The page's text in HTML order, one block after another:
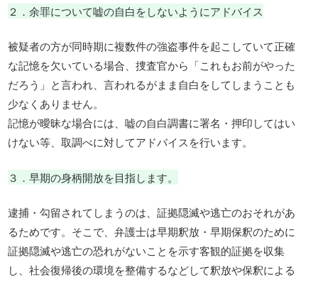
２．余罪について嘘の自白をしないようにアドバイス
被疑者の方が同時期に複数件の強盗事件を起こしていて正確
な記憶を欠いている場合、捜査官から「これもお前がやった
だろう」と言われ、言われるがまま自白をしてしまうことも
少なくありません。
記憶が曖昧な場合には、嘘の自白調書に署名・押印してはい
けない等、取調べに対してアドバイスを行います。
３．早期の身柄開放を目指します。
逮捕・勾留されてしまうのは、証拠隠滅や逃亡のおそれがあ
るためです。そこで、弁護士は早期釈放・早期保釈のために
証拠隠滅や逃亡の恐れがないことを示す客観的証拠を収集
し、社会復帰後の環境を整備するなどして釈放や保釈による